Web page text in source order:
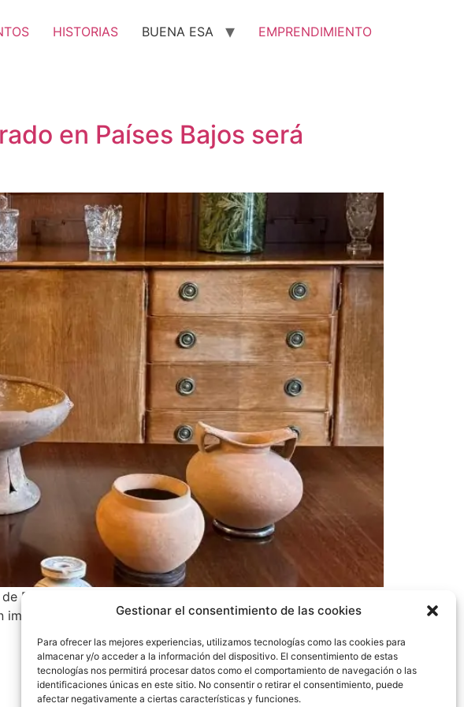
Gestionar el consentimiento de las cookies
Para ofrecer las mejores experiencias, utilizamos tecnologías como las cookies para
almacenar y/o acceder a la información del dispositivo. El consentimiento de estas
tecnologías nos permitirá procesar datos como el comportamiento de navegación o las
identificaciones únicas en este sitio. No consentir o retirar el consentimiento, puede
afectar negativamente a ciertas características y funciones.
HISTORIAS BUENA ESA EMPRENDIMIENTO
en Países Bajos será
Patrimonio Cultural, continúa trabajando en la salvaguardia
conjunto de bienes culturales en el Reino de los